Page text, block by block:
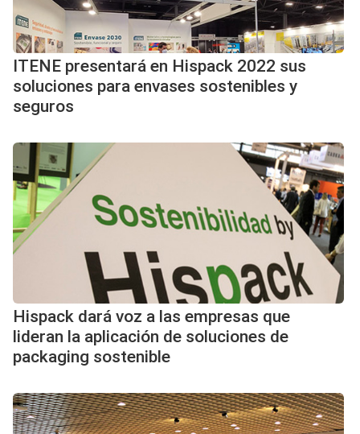
ITENE presentará en Hispack 2022 sus
soluciones para envases sostenibles y
seguros
Hispack dará voz a las empresas que
lideran la aplicación de soluciones de
packaging sostenible